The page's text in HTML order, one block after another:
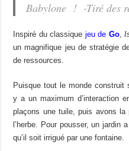
Babylone ! -Tiré des
Inspiré du classique jeu de Go,
un magnifique jeu de stratégie
de ressources.
Puisque tout le monde construit
y a un maximum d’interaction
plaçons une tuile, puis avons la
l’herbe. Pour pousser, un jardin
qu’il soit irrigué par une fontaine.